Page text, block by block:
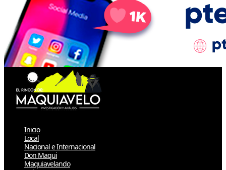
Inicio
Local
Nacional e Internacional
Don Maqui
Maquiavelando